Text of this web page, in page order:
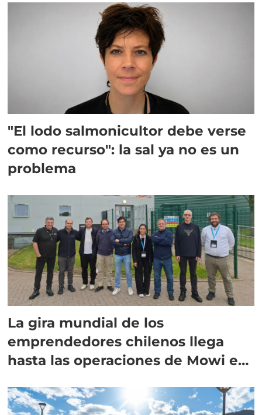
"El lodo salmonicultor debe verse
como recurso": la sal ya no es un
problema
La gira mundial de los
emprendedores chilenos llega
hasta las operaciones de Mowi en